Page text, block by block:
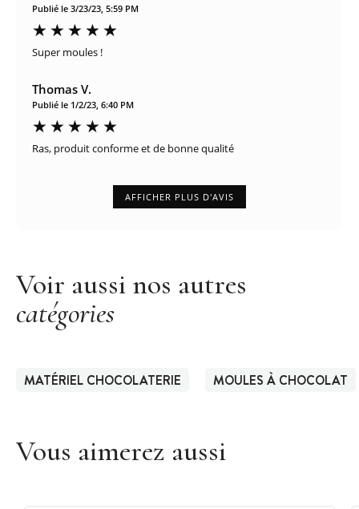
Publié le 3/23/23, 5:59 PM
Super moules !
Thomas V.
Publié le 1/2/23, 6:40 PM
Ras, produit conforme et de bonne qualité
AFFICHER PLUS D'AVIS
Voir aussi nos autres
catégories
MATÉRIEL CHOCOLATERIE MOULES À CHOCOLAT
Vous aimerez aussi